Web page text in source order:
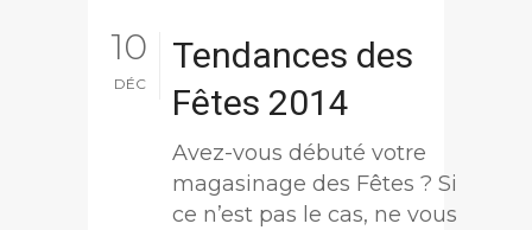
10
DÉC
Tendances des
Fêtes 2014
Avez-vous débuté votre
magasinage des Fêtes ? Si
ce n’est pas le cas, ne vous